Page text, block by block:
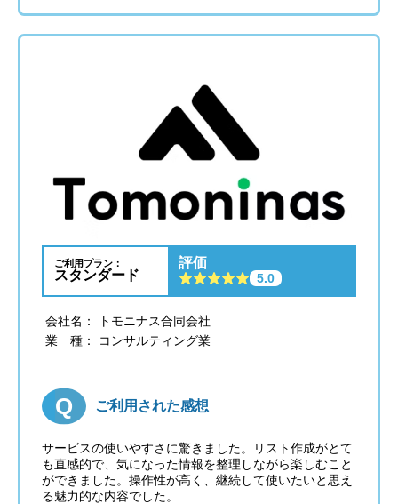
ご利用プラン：
スタンダード
評価
5.0
会社名： トモニナス合同会社
業 種： コンサルティング業
ご利用された感想
サービスの使いやすさに驚きました。リスト作成がとて
も直感的で、気になった情報を整理しながら楽しむこと
ができました。操作性が高く、継続して使いたいと思え
る魅力的な内容でした。